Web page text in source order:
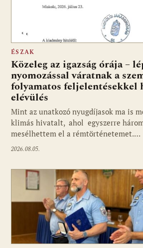
ÉSZAK
Közeleg az igazság órája –
nyomozással váratnak a
folyamatos feljelentésekkel
elévülés
Mint az unatkozó nyugdíjasok ma is
klimás hivatalt, ahol egyszerre
mesélhettem el a rémtörténetemet.…
2026.08.05.